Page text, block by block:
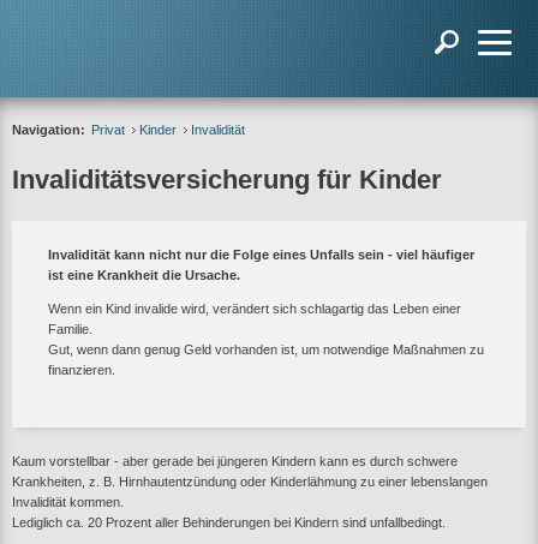
Navigation: Privat Kinder Invalidität
Invaliditätsversicherung für Kinder
Invalidität kann nicht nur die Folge eines Unfalls sein - viel häufiger
ist eine Krankheit die Ursache.
Wenn ein Kind invalide wird, verändert sich schlagartig das Leben einer
Familie.
Gut, wenn dann genug Geld vorhanden ist, um notwendige Maßnahmen zu
finanzieren.
Kaum vorstellbar - aber gerade bei jüngeren Kindern kann es durch schwere
Krankheiten, z. B. Hirnhautentzündung oder Kinderlähmung zu einer lebenslangen
Invalidität kommen.
Lediglich ca. 20 Prozent aller Behinderungen bei Kindern sind unfallbedingt.